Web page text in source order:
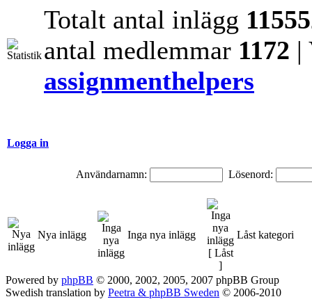
Totalt antal inlägg
antal medlemmar 1172 |
assignmenthelpers
Logga in
Användarnamn: Lösenord:
Nya inlägg Inga nya inlägg Låst kategori
Powered by phpBB © 2000, 2002, 2005, 2007 phpBB Group
Swedish translation by Peetra & phpBB Sweden © 2006-2010